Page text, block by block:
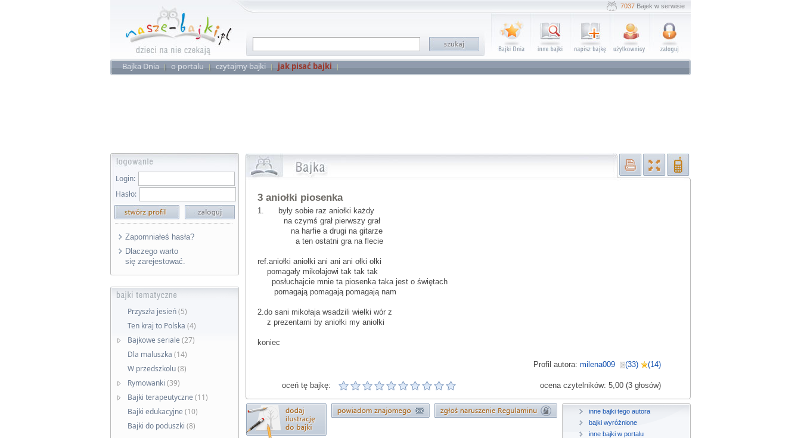
7037 Bajek w serwisie
Bajka Dnia o portalu czytajmy bajki jak pisać bajki
Login:
Hasło:
Zapomniałeś hasła?
Dlaczego warto
się zarejestować.
Przyszła jesień(5)
Ten kraj to Polska (4)
Bajkowe seriale (27)
Dla maluszka (14)
W przedszkolu(8)
Rymowanki (39)
Bajki terapeutyczne (11)
Bajki edukacyjne (10)
Bajki do poduszki (8)
3 aniołki piosenka
1. były sobie raz aniołki każdy
na czymś grał pierwszy grał
na harfie a drugi na gitarze
a ten ostatni gra na flecie
ref.aniołki aniołki ani ani ani ołki ołki
pomagały mikołajowi tak tak tak
posłuchajcie mnie ta piosenka taka jest o świętach
pomagają pomagają pomagają nam
2.do sani mikołaja wsadzili wielki wór z
z prezentami by aniołki my aniołki
koniec
Profil autora: milena009 (33) (14)
ocena czytelników: 5,00 (3 głosów)
oceń tę bajkę:
inne bajki tego autora
bajki wyróżnione
inne bajki w portalu